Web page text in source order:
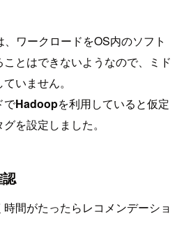
ワークロードをOS内のソフト
とはできないようなので、ミド
いません。
でHadoopを利用していると仮定
グを設定しました。
間がたったらレコメンデーショ